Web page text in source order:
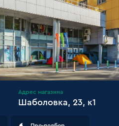
Адрес магазина
Шаболовка, 23, к1